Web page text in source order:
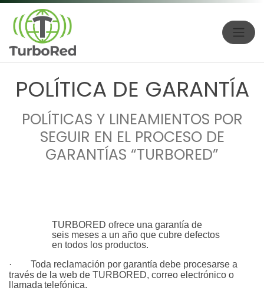
POLÍTICA DE GARANTÍA
POLÍTICAS Y LINEAMIENTOS POR
SEGUIR EN EL PROCESO DE
GARANTÍAS “TURBORED”
TURBORED ofrece una garantía de
seis meses a un año que cubre defectos
en todos los productos.
·
Toda reclamación por garantía debe procesarse a
través de la web de TURBORED, correo electrónico o
llamada telefónica.